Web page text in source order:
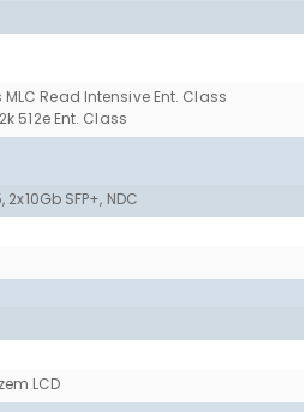
MLC Read Intensive Ent. Class
512e Ent. Class
2x10Gb SFP+, NDC
LCD